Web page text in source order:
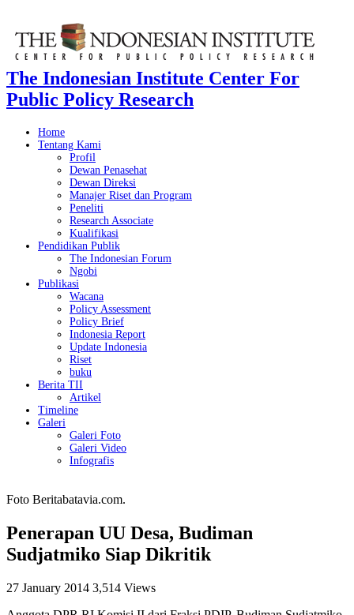
The Indonesian Institute Center For
Public Policy Research
Home
Tentang Kami
Profil
Dewan Penasehat
Dewan Direksi
Manajer Riset dan Program
Peneliti
Research Associate
Kualifikasi
Pendidikan Publik
The Indonesian Forum
Ngobi
Publikasi
Wacana
Policy Assessment
Policy Brief
Indonesia Report
Update Indonesia
Riset
buku
Berita TII
Artikel
Timeline
Galeri
Galeri Foto
Galeri Video
Infografis
Foto Beritabatavia.com.
Penerapan UU Desa, Budiman
Sudjatmiko Siap Dikritik
27 January 2014 3,514 Views